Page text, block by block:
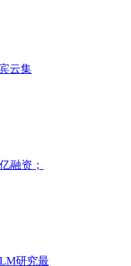
云集
融资；
研究最